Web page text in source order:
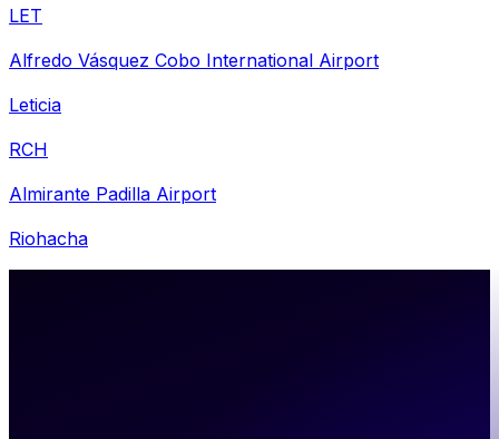
LET
Alfredo Vásquez Cobo International Airport
Leticia
RCH
Almirante Padilla Airport
Riohacha